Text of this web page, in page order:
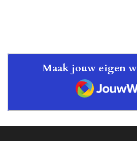
Maak jouw eigen
JouwWeb